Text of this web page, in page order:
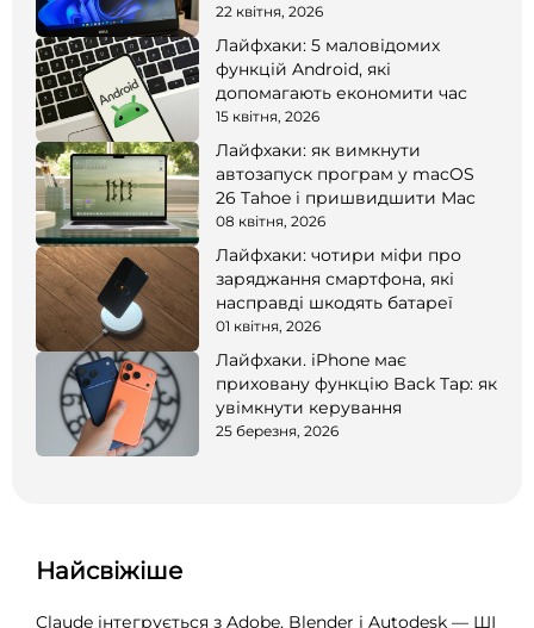
22 квітня, 2026
Лайфхаки: 5 маловідомих
функцій Android, які
допомагають економити час
15 квітня, 2026
Лайфхаки: як вимкнути
автозапуск програм у macOS
26 Tahoe і пришвидшити Mac
08 квітня, 2026
Лайфхаки: чотири міфи про
заряджання смартфона, які
насправді шкодять батареї
01 квітня, 2026
Лайфхаки. iPhone має
приховану функцію Back Tap: як
увімкнути керування
25 березня, 2026
Найсвіжіше
Claude інтегрується з Adobe, Blender і Autodesk — ШІ